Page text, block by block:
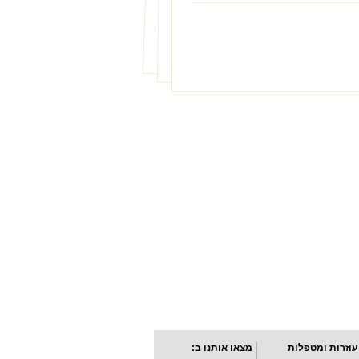
עוזרות ומטפלות מצאו אותנו ב: